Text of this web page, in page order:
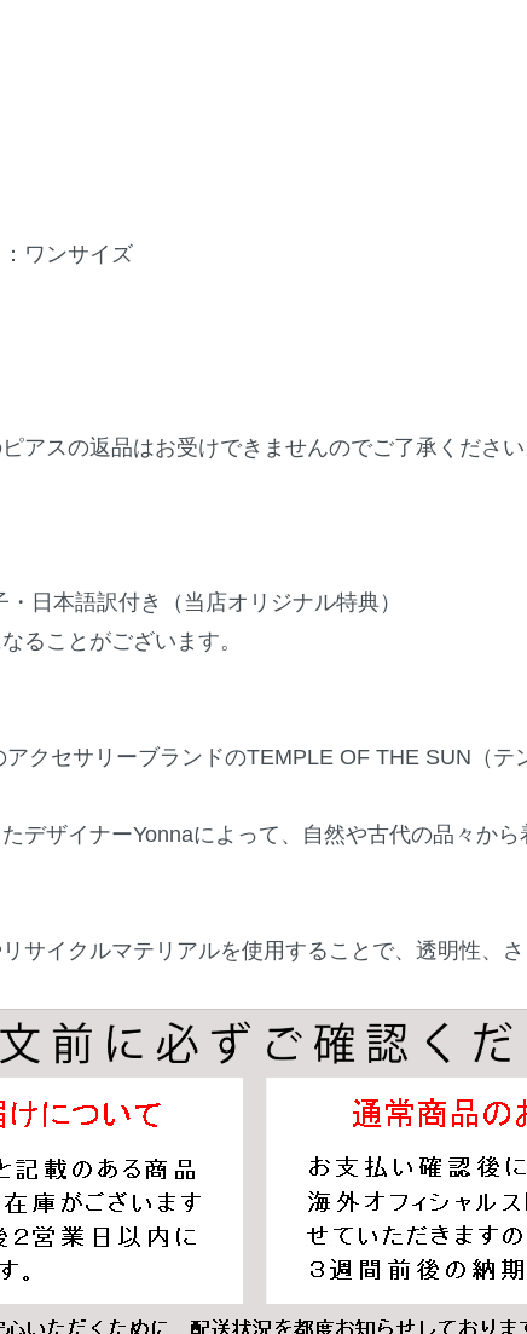
ワンサイズ
アスの返品はお受けできませんのでご了承ください
日本語訳付き（当店オリジナル特典）
ることがございます。
クセサリーブランドのTEMPLE OF THE SUN（テ
デザイナーYonnaによって、自然や古代の品々か
サイクルマテリアルを使用することで、透明性、